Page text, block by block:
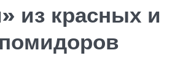
из красных и